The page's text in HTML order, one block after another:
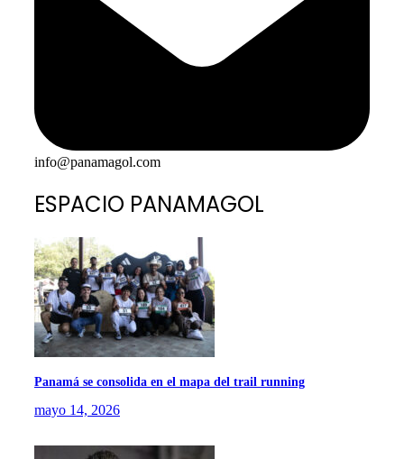
info@panamagol.com
ESPACIO PANAMAGOL
Panamá se consolida en el mapa del trail running
mayo 14, 2026